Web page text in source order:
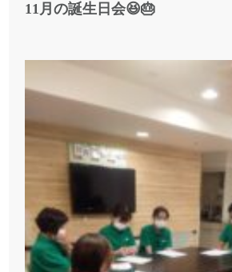
11月の誕生日会😆🎂